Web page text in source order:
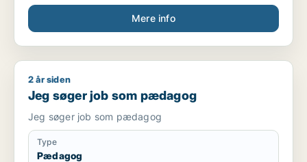
Mere info
Jeg søger job som pædagog
2 år siden
Jeg søger job som pædagog
Jeg søger job som pædagog
Type
Pædagog